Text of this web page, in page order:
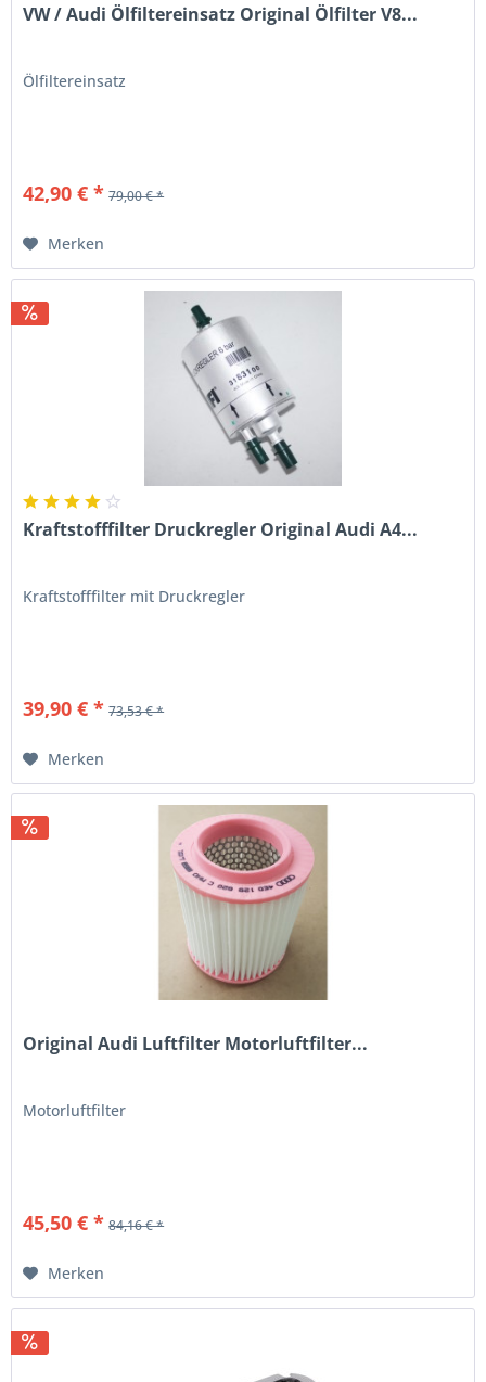
VW / Audi Ölfiltereinsatz Original Ölfilter V8...
Ölfiltereinsatz
42,90 € * 79,00 € *
Merken
Kraftstofffilter Druckregler Original Audi A4...
Kraftstofffilter mit Druckregler
39,90 € * 73,53 € *
Merken
Original Audi Luftfilter Motorluftfilter...
Motorluftfilter
45,50 € * 84,16 € *
Merken